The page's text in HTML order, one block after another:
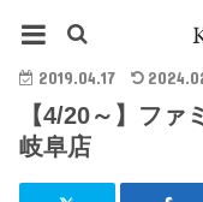
2019.04.17
【4/20～】ファ
岐阜店